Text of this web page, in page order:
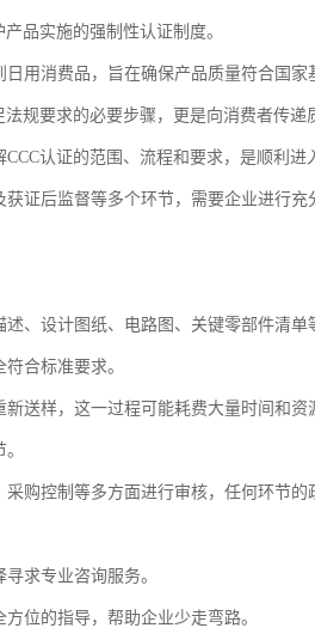
品实施的强制性认证制度。
用消费品，旨在确保产品质量符合国家
规要求的必要步骤，更是向消费者传递
认证的范围、流程和要求，是顺利进
证后监督等多个环节，需要企业进行充
、设计图纸、电路图、关键零部件清
合标准要求。
送样，这一过程可能耗费大量时间和资
购控制等多方面进行审核，任何环节
求专业咨询服务。
位的指导，帮助企业少走弯路。